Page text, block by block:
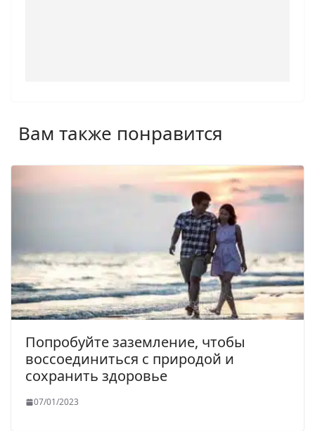
Вам также понравится
Попробуйте заземление, чтобы
воссоединиться с природой и
сохранить здоровье
07/01/2023